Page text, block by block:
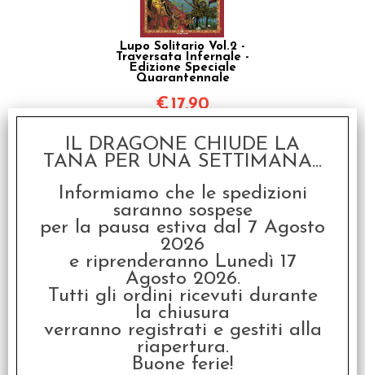
Lupo Solitario Vol.2 -
Traversata Infernale -
Edizione Speciale
Quarantennale
€17,90
Lupo Solitario Vol.3 - Gli
Abissi di Kalte
€ 17,90
€14,32
IL DRAGONE CHIUDE LA
TANA PER UNA SETTIMANA...
Informiamo che le spedizioni
saranno sospese
per la pausa estiva dal 7 Agosto
2026
e riprenderanno Lunedì 17
Agosto 2026.
Tutti gli ordini ricevuti durante
la chiusura
verranno registrati e gestiti alla
riapertura.
Buone ferie!